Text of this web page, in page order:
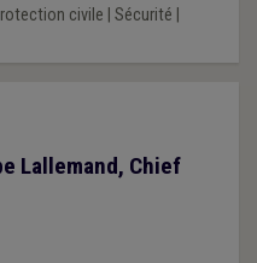
civile Sécurité
Lallemand, Chief